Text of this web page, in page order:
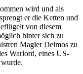
wird und als
er die Ketten und
von diesem
hinter sich zu
Magier Deimos zu
Warlord, eines US-